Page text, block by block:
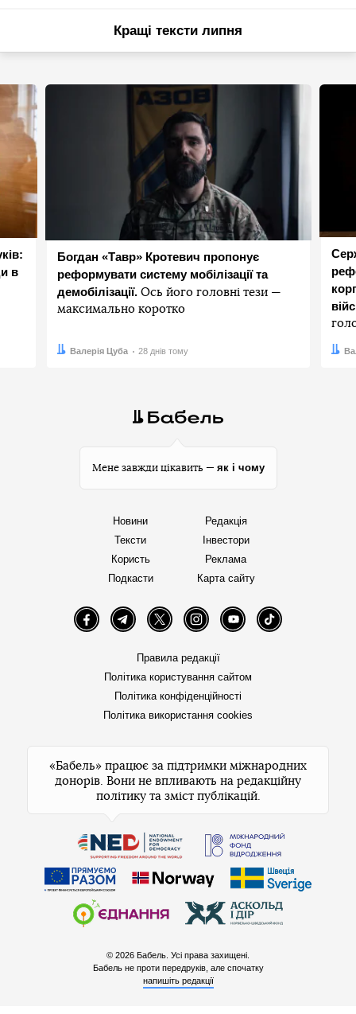
Кращі тексти липня
в
Богдан «Тавр» Кротевич пропонує
реформувати систему мобілізації та
демобілізації. Ось його головні тези —
максимально коротко
Автор:
Валерія Цуба
Дата: 28 днів тому Дата:
Мене завжди цікавить — як і чому
Новини
Тексти
Користь
Подкасти
Редакція
Інвестори
Реклама
Карта сайту
FacebookTelegramTwitter InstagramYouTube TikTok
Правила редакції
Політика користування сайтом
Політика конфіденційності
Політика використання cookies
«Бабель» працює за підтримки міжнародних
донорів. Вони не впливають на редакційну
політику та зміст публікацій.
© 2026 Бабель. Усі права захищені.
Бабель не проти передруків, але спочатку
напишіть редакції